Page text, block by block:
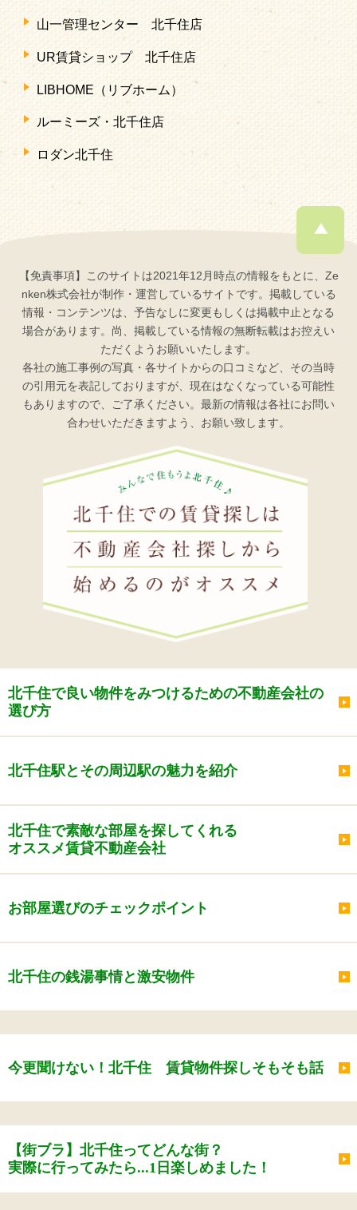
山一管理センター 北千住店
UR賃貸ショップ 北千住店
LIBHOME（リブホーム）
ルーミーズ・北千住店
ロダン北千住
【免責事項】このサイトは2021年12月時点の情報をもとに、Ze
nken株式会社が制作・運営しているサイトです。掲載している
情報・コンテンツは、予告なしに変更もしくは掲載中止となる
場合があります。尚、掲載している情報の無断転載はお控えい
ただくようお願いいたします。
各社の施工事例の写真・各サイトからの口コミなど、その当時
の引用元を表記しておりますが、現在はなくなっている可能性
もありますので、ご了承ください。最新の情報は各社にお問い
合わせいただきますよう、お願い致します。
北千住で良い物件をみつけるための不動産会社の
選び方
北千住駅とその周辺駅の魅力を紹介
北千住で素敵な部屋を探してくれる
オススメ賃貸不動産会社
お部屋選びのチェックポイント
北千住の銭湯事情と激安物件
今更聞けない！北千住 賃貸物件探しそもそも話
【街ブラ】北千住ってどんな街？
実際に行ってみたら...1日楽しめました！